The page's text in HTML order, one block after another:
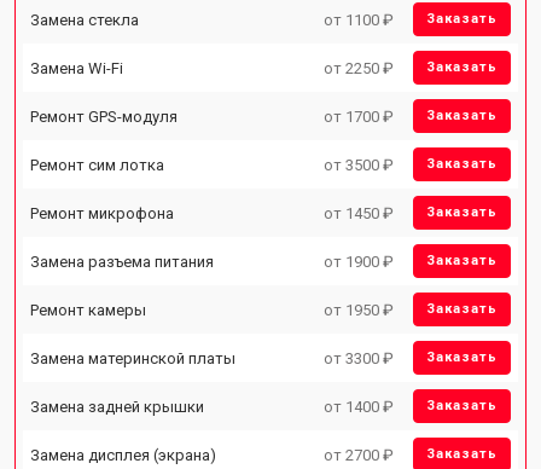
Замена стекла от 1100 ₽ Заказать
Замена Wi-Fi от 2250 ₽ Заказать
Ремонт GPS-модуля от 1700 ₽ Заказать
Ремонт сим лотка от 3500 ₽ Заказать
Ремонт микрофона от 1450 ₽ Заказать
Замена разъема питания от 1900 ₽ Заказать
Ремонт камеры от 1950 ₽ Заказать
Замена материнской платы от 3300 ₽ Заказать
Замена задней крышки от 1400 ₽ Заказать
Замена дисплея (экрана) от 2700 ₽ Заказать